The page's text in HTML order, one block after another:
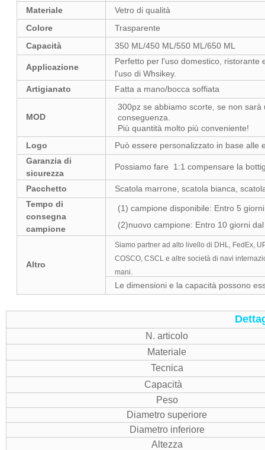
Materiale
Vetro di qualità
Colore
Trasparente
Capacità
350 ML/450 ML/550 ML/650 ML
Applicazione
Perfetto per l'uso domestico,
l'uso di Whsikey.
Artigianato
Fatta a mano/bocca soffiata
MOD
300pz se abbiamo scorte, se non
conseguenza.
Più quantità molto più conveniente!
Logo
Può essere personalizzato in base alle
Garanzia di
sicurezza
Possiamo fare 1:1 compensare la
Pacchetto
Scatola marrone, scatola bianca,
Tempo di
consegna
campione
(1) campione disponibile: Entro 5
(2)nuovo campione: Entro 10 giorni
Altro
Siamo partner ad alto livello di DHL, FedEx,
COSCO, CSCL e altre società di navi
mani.
Le dimensioni e la capacità possono
N. articolo
Materiale
Tecnica
Capacità
Peso
Diametro superiore
Diametro inferiore
Altezza